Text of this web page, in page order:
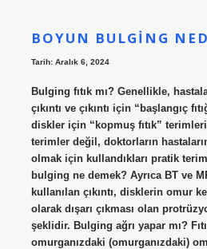
BOYUN BULGING
Tarih: Aralık 6, 2024
Bulging fıtık mı? Genellikle,
çıkıntı ve çıkıntı için “başlangıç
diskler için “kopmuş fıtık”
terimler değil, doktorların
olmak için kullandıkları pratik
bulging ne demek? Ayrıca BT ve
kullanılan çıkıntı, disklerin omur
olarak dışarı çıkması olan
şeklidir. Bulging ağrı yapar mı?
omurganızdaki (omurganızdaki)